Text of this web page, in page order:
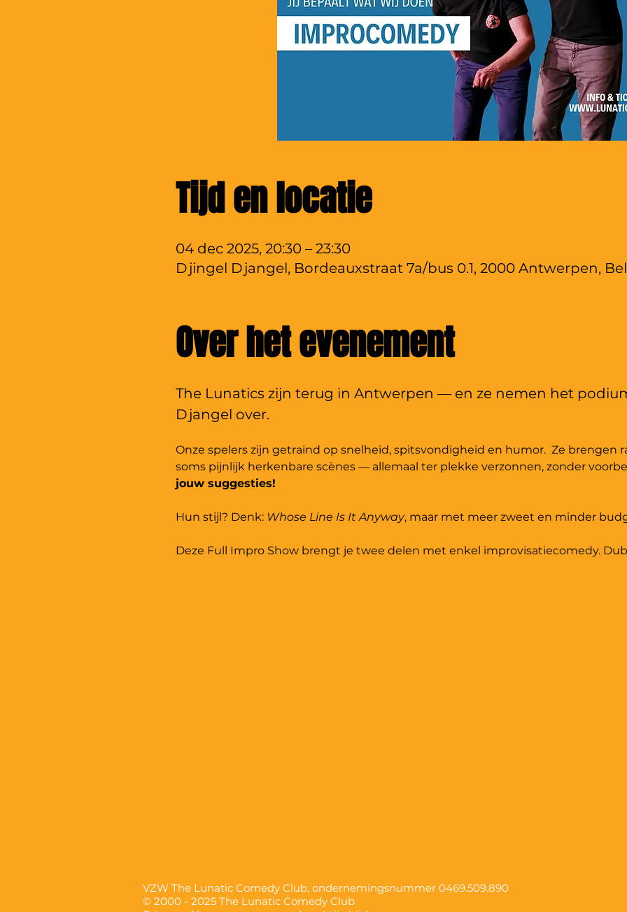
Tijd en locatie
04 dec 2025, 20:30 – 23:30
Djingel Djangel, Bordeauxstraat 7a/bus 0.1, 2000 Antwerpen,
Over het evenement
The Lunatics zijn terug in Antwerpen — en ze nemen het
Djangel over.
Onze spelers zijn getraind op snelheid, spitsvondigheid en humor.  Ze brengen
soms pijnlijk herkenbare scènes — allemaal ter plekke verzonnen, zonder
jouw suggesties!
Hun stijl? Denk: Whose Line Is It Anyway, maar met meer zweet en minder
Deze Full Impro Show brengt je twee delen met enkel improvisatiecomedy.
VZW The Lunatic Comedy Club, ondernemingsnummer 0469.509.890
© 2000 - 2025 The Lunatic Comedy Club